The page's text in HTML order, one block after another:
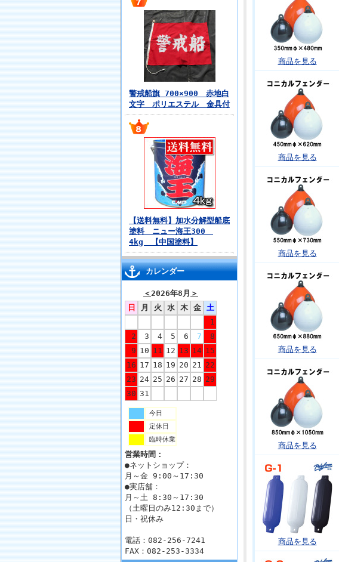
警戒船旗 700×900 赤地白
文字 ポリエステル 金具付
【送料無料】加水分解型船底
塗料 ニュー海王300
4kg 【中国塗料】
カレンダー
＜2026年8月 ＞
日
月 火 水 木 金
土
1
2
3 4 5 6 7
8
9 10 11 12 13 14 15
16 17 18 19 20 21 22
23 24 25 26 27 28 29
30 31
今日
定休日
臨時休業
営業時間：
●ネットショップ：
月～金 9:00～17:30
●実店舗：
月～土 8:30～17:30
（土曜日のみ12:30まで）
日・祝休み
電話：082-256-7241
FAX：082-253-3334
商品を見る
商品を見る
商品を見る
商品を見る
商品を見る
商品を見る